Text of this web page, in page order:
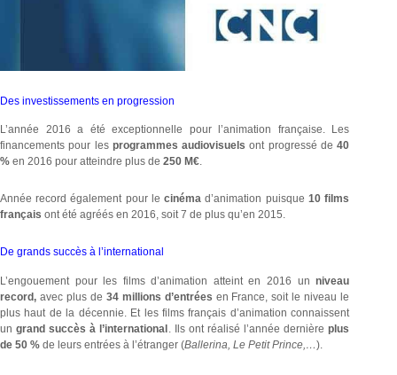
Des investissements en progression
L’année 2016 a été exceptionnelle pour l’animation française. Les
financements pour lesprogrammes audiovisuelsont progressé de40
% en 2016 pour atteindre plus de 250 M€.
Année record également pour lecinéma d’animation puisque 10 films
français ont été agréés en 2016, soit 7 de plus qu’en 2015.
De grands succès à l’international
L’engouement pour les films d’animation atteint en 2016 un niveau
record, avec plus de 34 millions d’entrées en France, soit le niveau le
plus haut de la décennie. Et les films français d’animation connaissent
un grand succès à l’international . Ils ont réalisé l’année dernièreplus
de 50 % de leurs entrées à l’étranger (Ballerina, Le Petit Prince,…).